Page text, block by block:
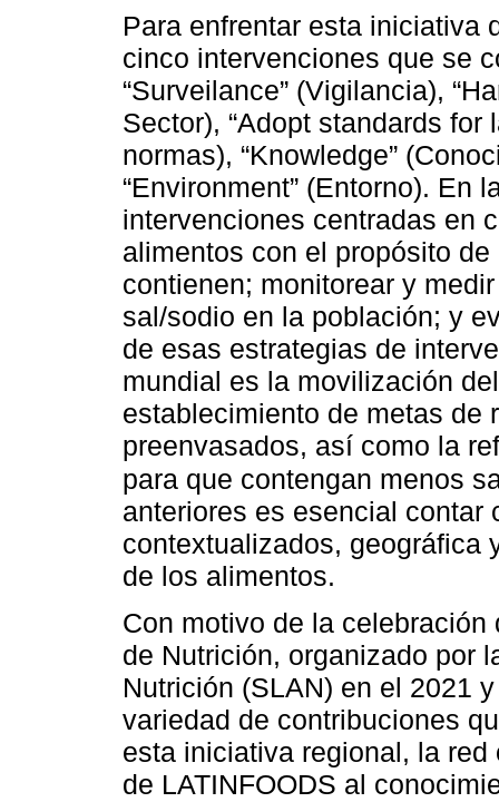
Para enfrentar esta iniciativa
cinco intervenciones que se
“Surveilance” (Vigilancia),
Sector), “Adopt standards
normas), “Knowledge”
“Environment” (Entorno). En
intervenciones centradas en
alimentos con el propósito
contienen; monitorear y
sal/sodio en la población; y
de esas estrategias de
mundial es la movilización
establecimiento de metas de
preenvasados, así como la
para que contengan menos
anteriores es esencial contar
contextualizados, geográfica
de los alimentos.
Con motivo de la
de Nutrición, organizado por
Nutrición (SLAN) en el 2021
variedad de contribuciones
esta iniciativa regional, la
de LATINFOODS al